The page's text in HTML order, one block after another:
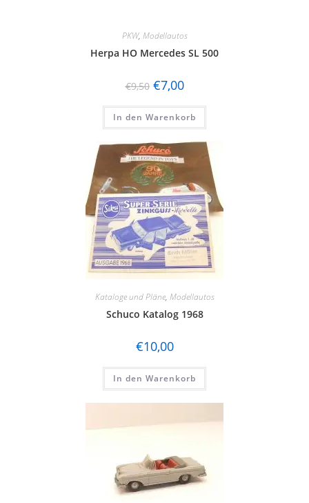
PKW, Modellautos
Herpa HO Mercedes SL 500
€9,50 €7,00
In den Warenkorb
Kataloge und Pläne, Modellautos
Schuco Katalog 1968
€10,00
In den Warenkorb